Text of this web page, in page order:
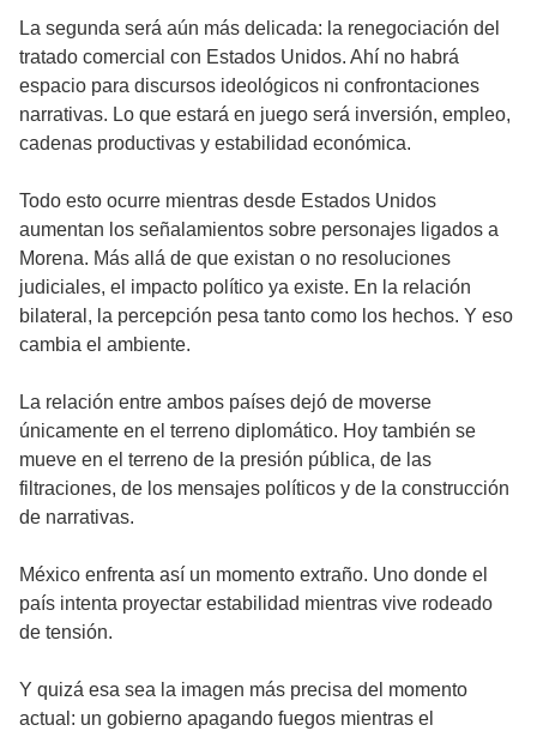
La segunda será aún más delicada: la renegociación del
tratado comercial con Estados Unidos. Ahí no habrá
espacio para discursos ideológicos ni confrontaciones
narrativas. Lo que estará en juego será inversión, empleo,
cadenas productivas y estabilidad económica.
Todo esto ocurre mientras desde Estados Unidos
aumentan los señalamientos sobre personajes ligados a
Morena. Más allá de que existan o no resoluciones
judiciales, el impacto político ya existe. En la relación
bilateral, la percepción pesa tanto como los hechos. Y eso
cambia el ambiente.
La relación entre ambos países dejó de moverse
únicamente en el terreno diplomático. Hoy también se
mueve en el terreno de la presión pública, de las
filtraciones, de los mensajes políticos y de la construcción
de narrativas.
México enfrenta así un momento extraño. Uno donde el
país intenta proyectar estabilidad mientras vive rodeado
de tensión.
Y quizá esa sea la imagen más precisa del momento
actual: un gobierno apagando fuegos mientras el